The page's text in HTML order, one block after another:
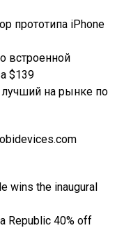
прототипа iPhone
встроенной
$139
лучший на рынке по
wins the inaugural
Republic 40% off